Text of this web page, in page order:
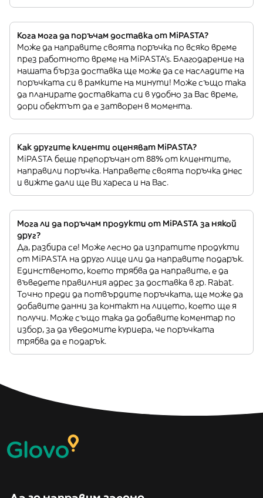
Кога мога да поръчам доставка от MiPASTA?
Може да направите своята поръчка по всяко време
през работното време на MiPASTA’s. Благодарение на
нашата бърза доставка ще може да се насладите на
поръчката си в рамките на минути! Може също така
да планирате доставката си в удобно за Вас време,
дори обектът да е затворен в момента.
Как другите клиенти оценяват MiPASTA?
MiPASTA беше препоръчан от 88% от клиентите,
направили поръчка. Направете своята поръчка днес
и вижте дали ще Ви хареса и на Вас.
Мога ли да поръчам продукти от MiPASTA за някой
друг?
Да, разбира се! Може лесно да изпратите продукти
от MiPASTA на друго лице или да направите подарък.
Единственото, което трябва да направите, е да
въведете правилния адрес за доставка в гр. Rabat.
Точно преди да потвърдите поръчката, ще може да
добавите данни за контакт на лицето, което ще я
получи. Може също така да добавите коментар по
избор, за да уведомите куриера, че поръчката
трябва да е подарък.